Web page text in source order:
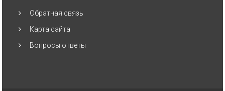
Обратная связь
Карта сайта
Вопросы ответы